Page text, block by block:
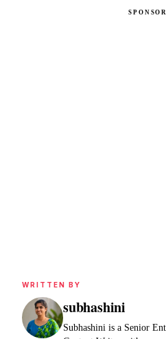
WRITTEN BY
subhashini
Subhashini is a Senior